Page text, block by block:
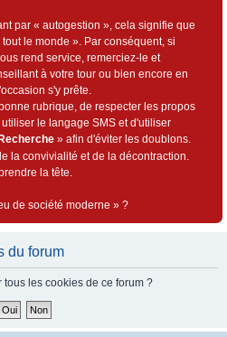
par « autogestion », cela signifie que
le monde ». Par conséquent, si
rend service, remerciez-le et
à votre tour ou bien encore en
s'y prête.
rubrique, de respecter les propos
le langage SMS et d'utiliser
Recherche » afin d'éviter les doublons.
la convivialité et de la décontraction.
la tête.
de société moderne » ?
du forum
les cookies de ce forum ?